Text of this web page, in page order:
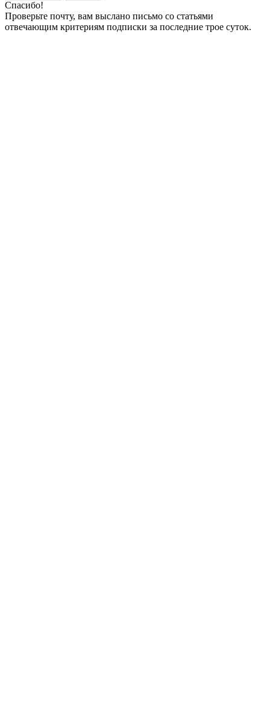
Спасибо!
Проверьте почту, вам выслано письмо со статьями
отвечающим критериям подписки за последние трое суток.